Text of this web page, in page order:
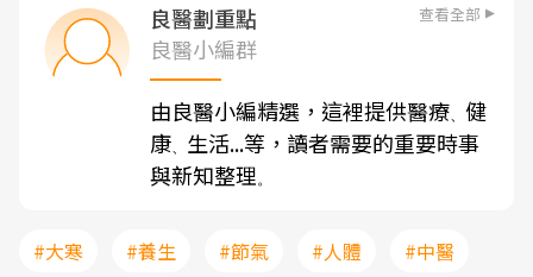
良醫劃重點 查看全部
良醫小編群
由良醫小編精選，這裡提供醫療、 健
康、 生活...等，讀者需要的重要時事
與新知整理。
#大寒 #養生 #節氣 #人體
#中醫